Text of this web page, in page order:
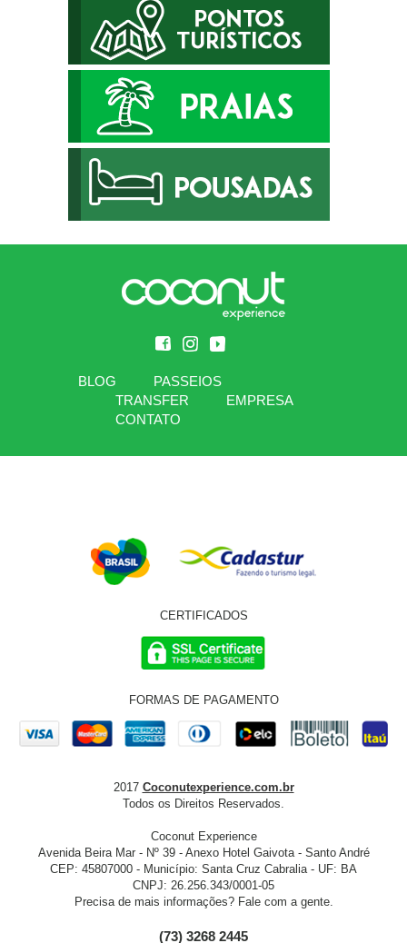
BLOG
PASSEIOS
TRANSFER
EMPRESA
CONTATO
CERTIFICADOS
FORMAS DE PAGAMENTO
2017 Coconutexperience.com.br
Todos os Direitos Reservados.
Coconut Experience
Avenida Beira Mar - Nº 39 - Anexo Hotel Gaivota - Santo André
CEP: 45807000 - Município: Santa Cruz Cabralia - UF: BA
CNPJ: 26.256.343/0001-05
Precisa de mais informações? Fale com a gente.
(73) 3268 2445